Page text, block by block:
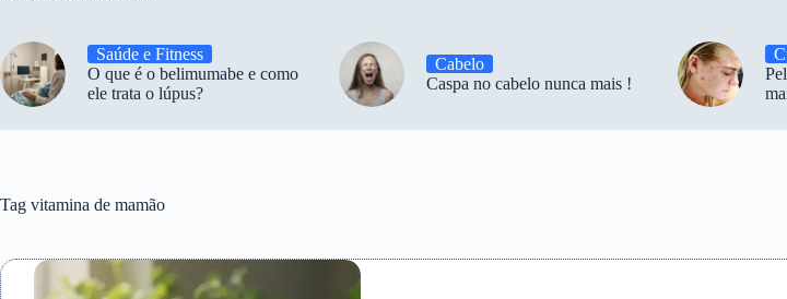
Saúde e Fitness
O que é o belimumabe e como
ele trata o lúpus?
Cabelo
Caspa no cabelo nunca mais !
Tag vitamina de mamão